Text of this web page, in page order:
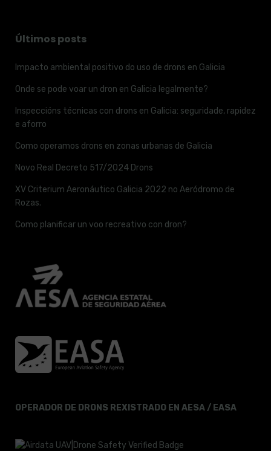
Últimos posts
Impacto ambiental positivo do uso de drons en Galicia
Onde se pode voar un dron en Galicia legalmente?
Inspeccións técnicas con drons en Galicia: seguridade, rapidez
e aforro
Como operamos drons en zonas urbanas de Galicia
Novo Real Decreto 517/2024 Drons
XV Criterium Aeronáutico Galicia 2022 no Aeródromo de
Rozas.
Como planificar un voo recreativo con dron?
OPERADOR DE DRONS REXISTRADO EN AESA / EASA